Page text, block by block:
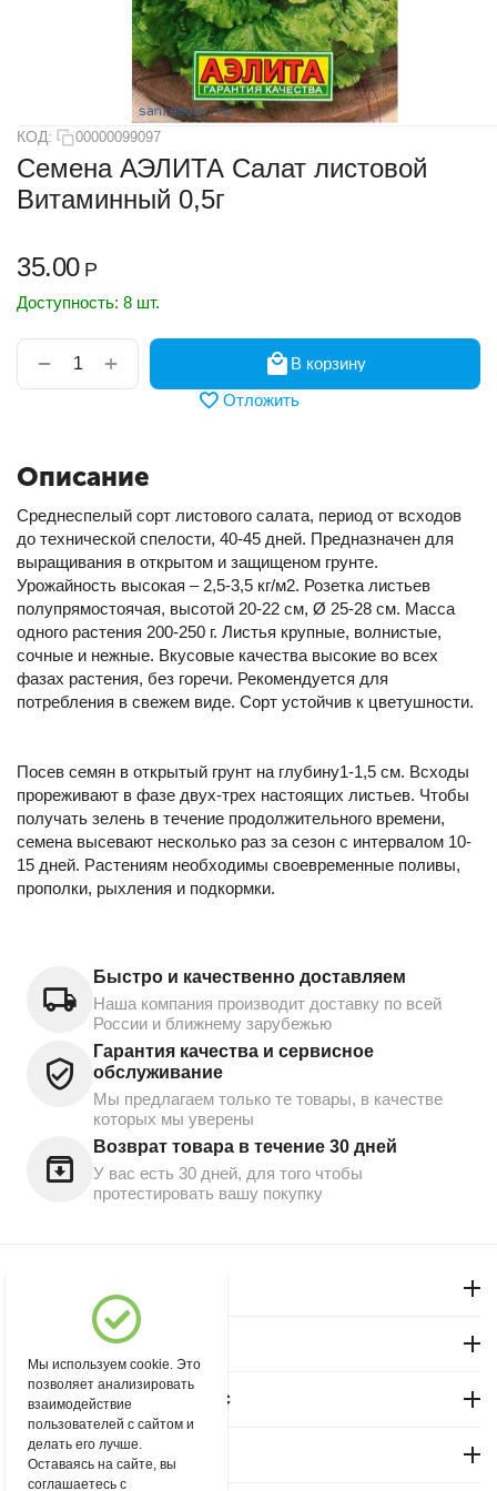
КОД: 00000099097
Семена АЭЛИТА Салат листовой
Витаминный 0,5г
35.00 Р
Доступность: 8 шт.
+
−
В корзину
Отложить
Описание
Среднеспелый сорт листового салата, период от всходов
до технической спелости, 40-45 дней. Предназначен для
выращивания в открытом и защищеном грунте.
Урожайность высокая – 2,5-3,5 кг/м2. Розетка листьев
полупрямостоячая, высотой 20-22 см, Ø 25-28 см. Масса
одного растения 200-250 г. Листья крупные, волнистые,
сочные и нежные. Вкусовые качества высокие во всех
фазах растения, без горечи. Рекомендуется для
потребления в свежем виде. Сорт устойчив к цветушности.
Посев семян в открытый грунт на глубину1-1,5 см. Всходы
прореживают в фазе двух-трех настоящих листьев. Чтобы
получать зелень в течение продолжительного времени,
семена высевают несколько раз за сезон с интервалом 10-
15 дней. Растениям необходимы своевременные поливы,
прополки, рыхления и подкормки.
Быстро и качественно доставляем
Наша компания производит доставку по всей
России и ближнему зарубежью
Гарантия качества и сервисное
обслуживание
Мы предлагаем только те товары, в качестве
которых мы уверены
Возврат товара в течение 30 дней
У вас есть 30 дней, для того чтобы
протестировать вашу покупку
Магазин "Северный"
Покупательский сервис
Контакты
Мы используем cookie. Это
позволяет анализировать
взаимодействие
пользователей с сайтом и
делать его лучше.
Оставаясь на сайте, вы
соглашаетесь с